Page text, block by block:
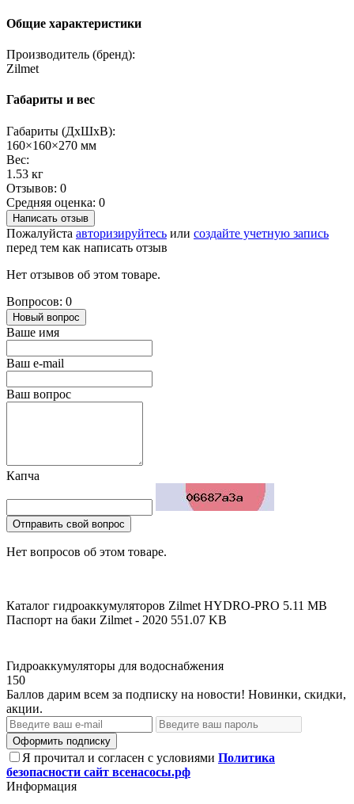
Общие характеристики
Производитель (бренд):
Zilmet
Габариты и вес
Габариты (ДхШхВ):
160×160×270 мм
Вес:
1.53 кг
Отзывов: 0
Средняя оценка: 0
Написать отзыв
Пожалуйста авторизируйтесь или создайте учетную запись
перед тем как написать отзыв
Нет отзывов об этом товаре.
Вопросов: 0
Новый вопрос
Ваше имя
Ваш e-mail
Ваш вопрос
Капча
Отправить свой вопрос
Нет вопросов об этом товаре.
Каталог гидроаккумуляторов Zilmet HYDRO-PRO 5.11 MB
Паспорт на баки Zilmet - 2020 551.07 KB
Гидроаккумуляторы для водоснабжения
150
Баллов дарим всем за подписку на новости! Новинки, скидки,
акции.
Оформить подписку
Я прочитал и согласен с условиями Политика
безопасности сайт всенасосы.рф
Информация